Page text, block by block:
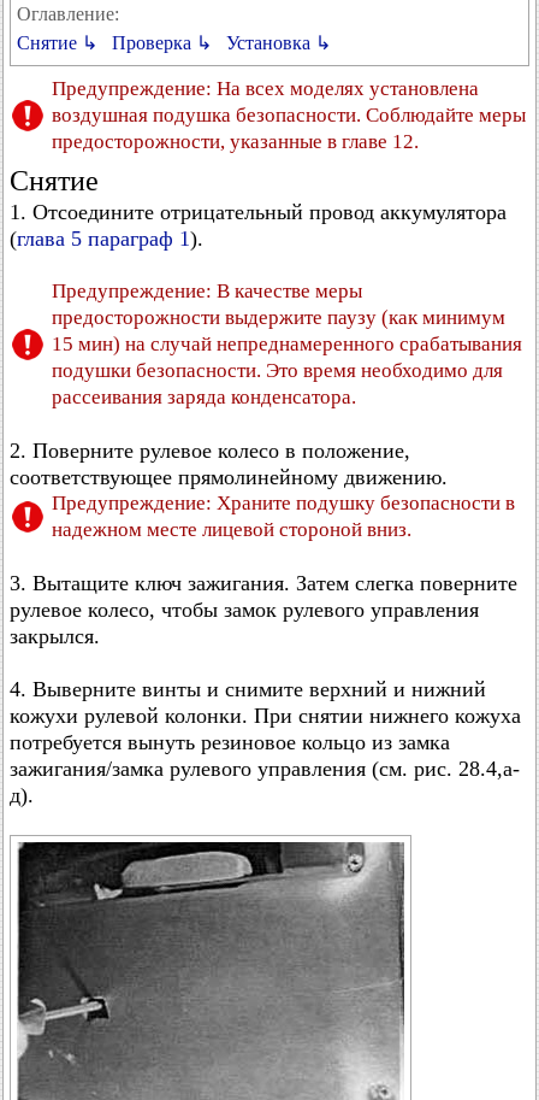
Оглавление:
Снятие ↳
Проверка ↳ Установка ↳
Предупреждение: На всех моделях установлена
воздушная подушка безопасности. Соблюдайте меры
предосторожности, указанные в главе 12.
Снятие
1. Отсоедините отрицательный провод аккумулятора
(глава 5 параграф 1).
Предупреждение: В качестве меры
предосторожности выдержите паузу (как минимум
15 мин) на случай непреднамеренного срабатывания
подушки безопасности. Это время необходимо для
рассеивания заряда конденсатора.
2. Поверните рулевое колесо в положение,
соответствующее прямолинейному движению.
Предупреждение: Храните подушку безопасности в
надежном месте лицевой стороной вниз.
3. Вытащите ключ зажигания. Затем слегка поверните
рулевое колесо, чтобы замок рулевого управления
закрылся.
4. Выверните винты и снимите верхний и нижний
кожухи рулевой колонки. При снятии нижнего кожуха
потребуется вынуть резиновое кольцо из замка
зажигания/замка рулевого управления (см. рис. 28.4,а-
д).